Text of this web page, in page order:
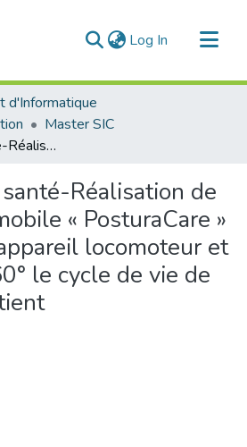
Log In (current)
d'Informatique
Master SIC
Digitalisation santé-Réalisation de l’application mobile « PosturaCare » centrée sur l’appareil locomoteur et couvrant à 360° le cycle de vie de la douleur patient
Réalisation de
« PosturaCare »
locomoteur et
le cycle de vie de